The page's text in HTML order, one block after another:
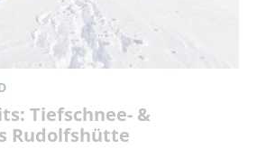
Tiefschnee- &
Rudolfshütte